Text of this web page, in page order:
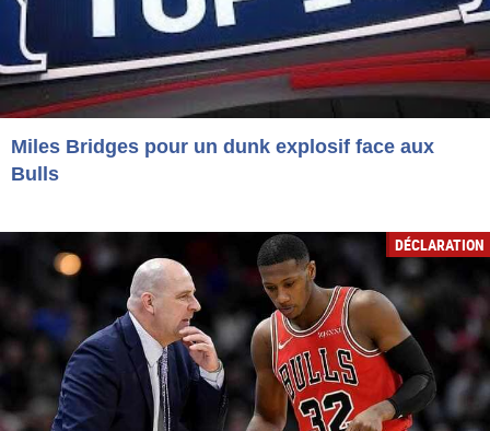
Miles Bridges pour un dunk explosif face aux
Bulls
DÉCLARATION